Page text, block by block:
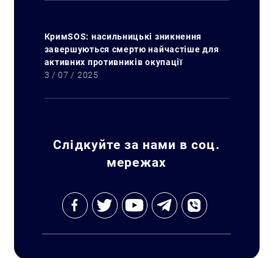
КримSOS: насильницькі зникнення
завершуються смертю найчастіше для
активних противників окупації
3 / 07 / 2025
Слідкуйте за нами в соц.
мережах